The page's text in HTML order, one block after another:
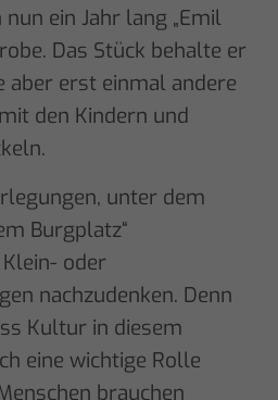
ein Jahr lang „Emil
Das Stück behalte er
aber erst einmal andere
den Kindern und
unter dem
Burgplatz“
oder
nachzudenken. Denn
Kultur in diesem
eine wichtige Rolle
brauchen